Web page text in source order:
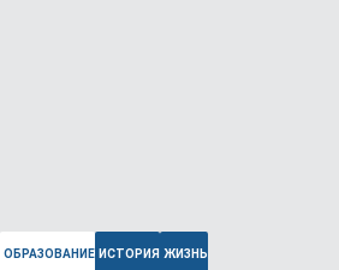
ОБРАЗОВАНИЕ ИСТОРИЯ ЖИЗНЬ